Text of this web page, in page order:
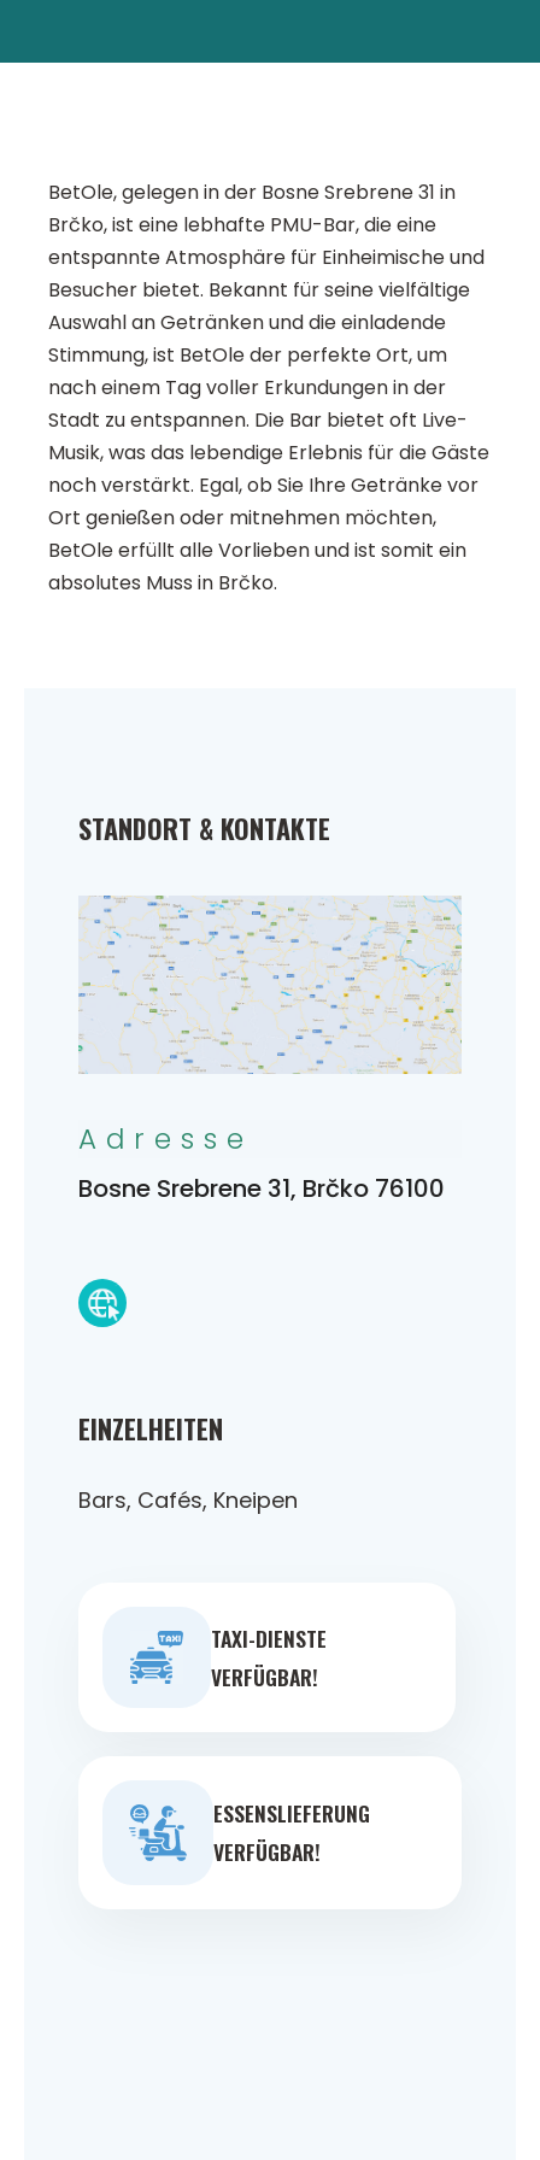
BetOle, gelegen in der Bosne Srebrene 31 in
Brčko, ist eine lebhafte PMU-Bar, die eine
entspannte Atmosphäre für Einheimische und
Besucher bietet. Bekannt für seine vielfältige
Auswahl an Getränken und die einladende
Stimmung, ist BetOle der perfekte Ort, um
nach einem Tag voller Erkundungen in der
Stadt zu entspannen. Die Bar bietet oft Live-
Musik, was das lebendige Erlebnis für die Gäste
noch verstärkt. Egal, ob Sie Ihre Getränke vor
Ort genießen oder mitnehmen möchten,
BetOle erfüllt alle Vorlieben und ist somit ein
absolutes Muss in Brčko.
EINZELHEITEN
Bars, Cafés, Kneipen
TAXI-DIENSTE
VERFÜGBAR!
ESSENSLIEFERUNG
VERFÜGBAR!
STANDORT & KONTAKTE
Adresse
Bosne Srebrene 31, Brčko 76100